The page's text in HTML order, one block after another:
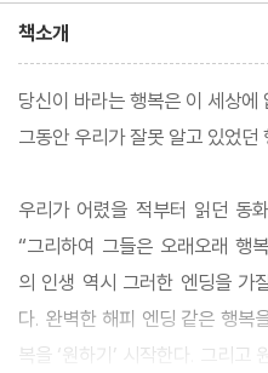
책소개
당신이 바라는 행복은 이 세상에
그동안 우리가 잘못 알고 있었던
우리가 어렸을 적부터 읽던 동
“그리하여 그들은 오래오래 행
의 인생 역시 그러한 엔딩을 가
다. 완벽한 해피 엔딩 같은 행복
복을 ‘원하기’ 시작한다. 그리고